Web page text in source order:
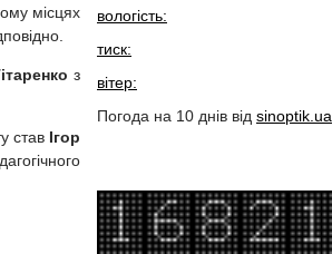
місцях
з
став Ігор
вологість:
тиск:
вітер:
Погода на 10 днів від sinoptik.ua